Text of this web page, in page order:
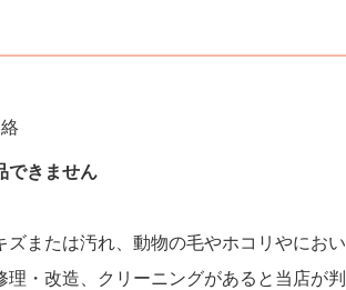
できません
ズまたは汚れ、動物の毛やホコリやにおい
・改造、クリーニングがあると当店が判